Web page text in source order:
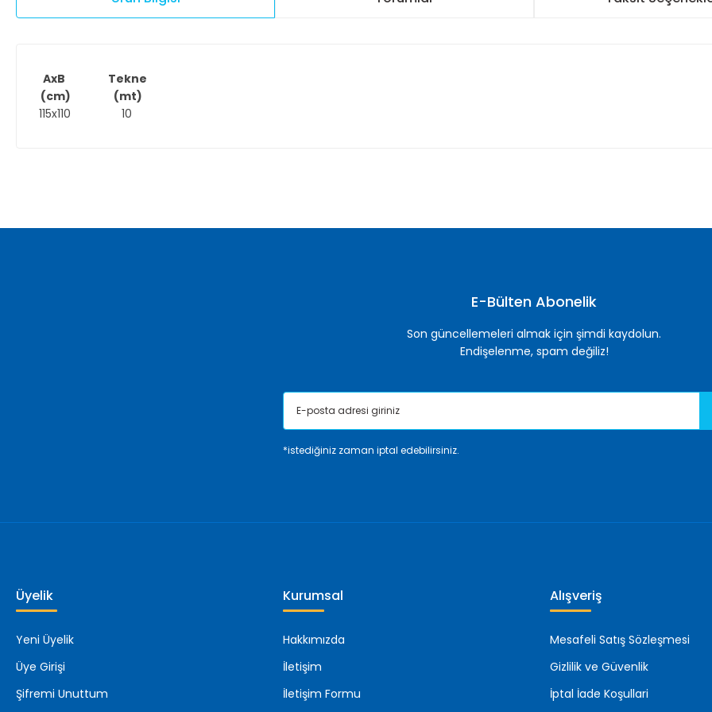
AxB Tekne
(cm) (mt)
115x110 10
E-Bülten Abonelik
Son güncellemeleri almak için şimdi kaydolun.
Endişelenme, spam değiliz!
*istediğiniz zaman iptal edebilirsiniz.
Üyelik
Yeni Üyelik
Üye Girişi
Şifremi Unuttum
Kurumsal
Hakkımızda
İletişim
İletişim Formu
Alışveriş
Mesafeli Satış Sözleşmesi
Gizlilik ve Güvenlik
İptal İade Koşullari